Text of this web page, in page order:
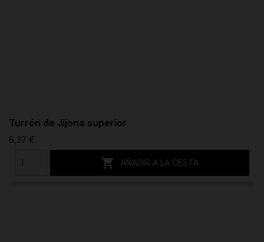
Turrón de Jijona superior
6,37 €
 AÑADIR A LA CESTA